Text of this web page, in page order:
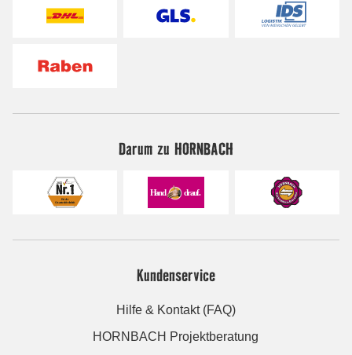
Darum zu HORNBACH
Kundenservice
Hilfe & Kontakt (FAQ)
HORNBACH Projektberatung